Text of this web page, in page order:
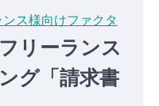
リーランス
グ「請求書